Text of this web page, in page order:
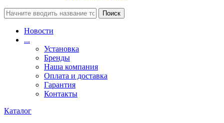
Поиск
Новости
...
Установка
Бренды
Наша компания
Оплата и доставка
Гарантия
Контакты
Каталог